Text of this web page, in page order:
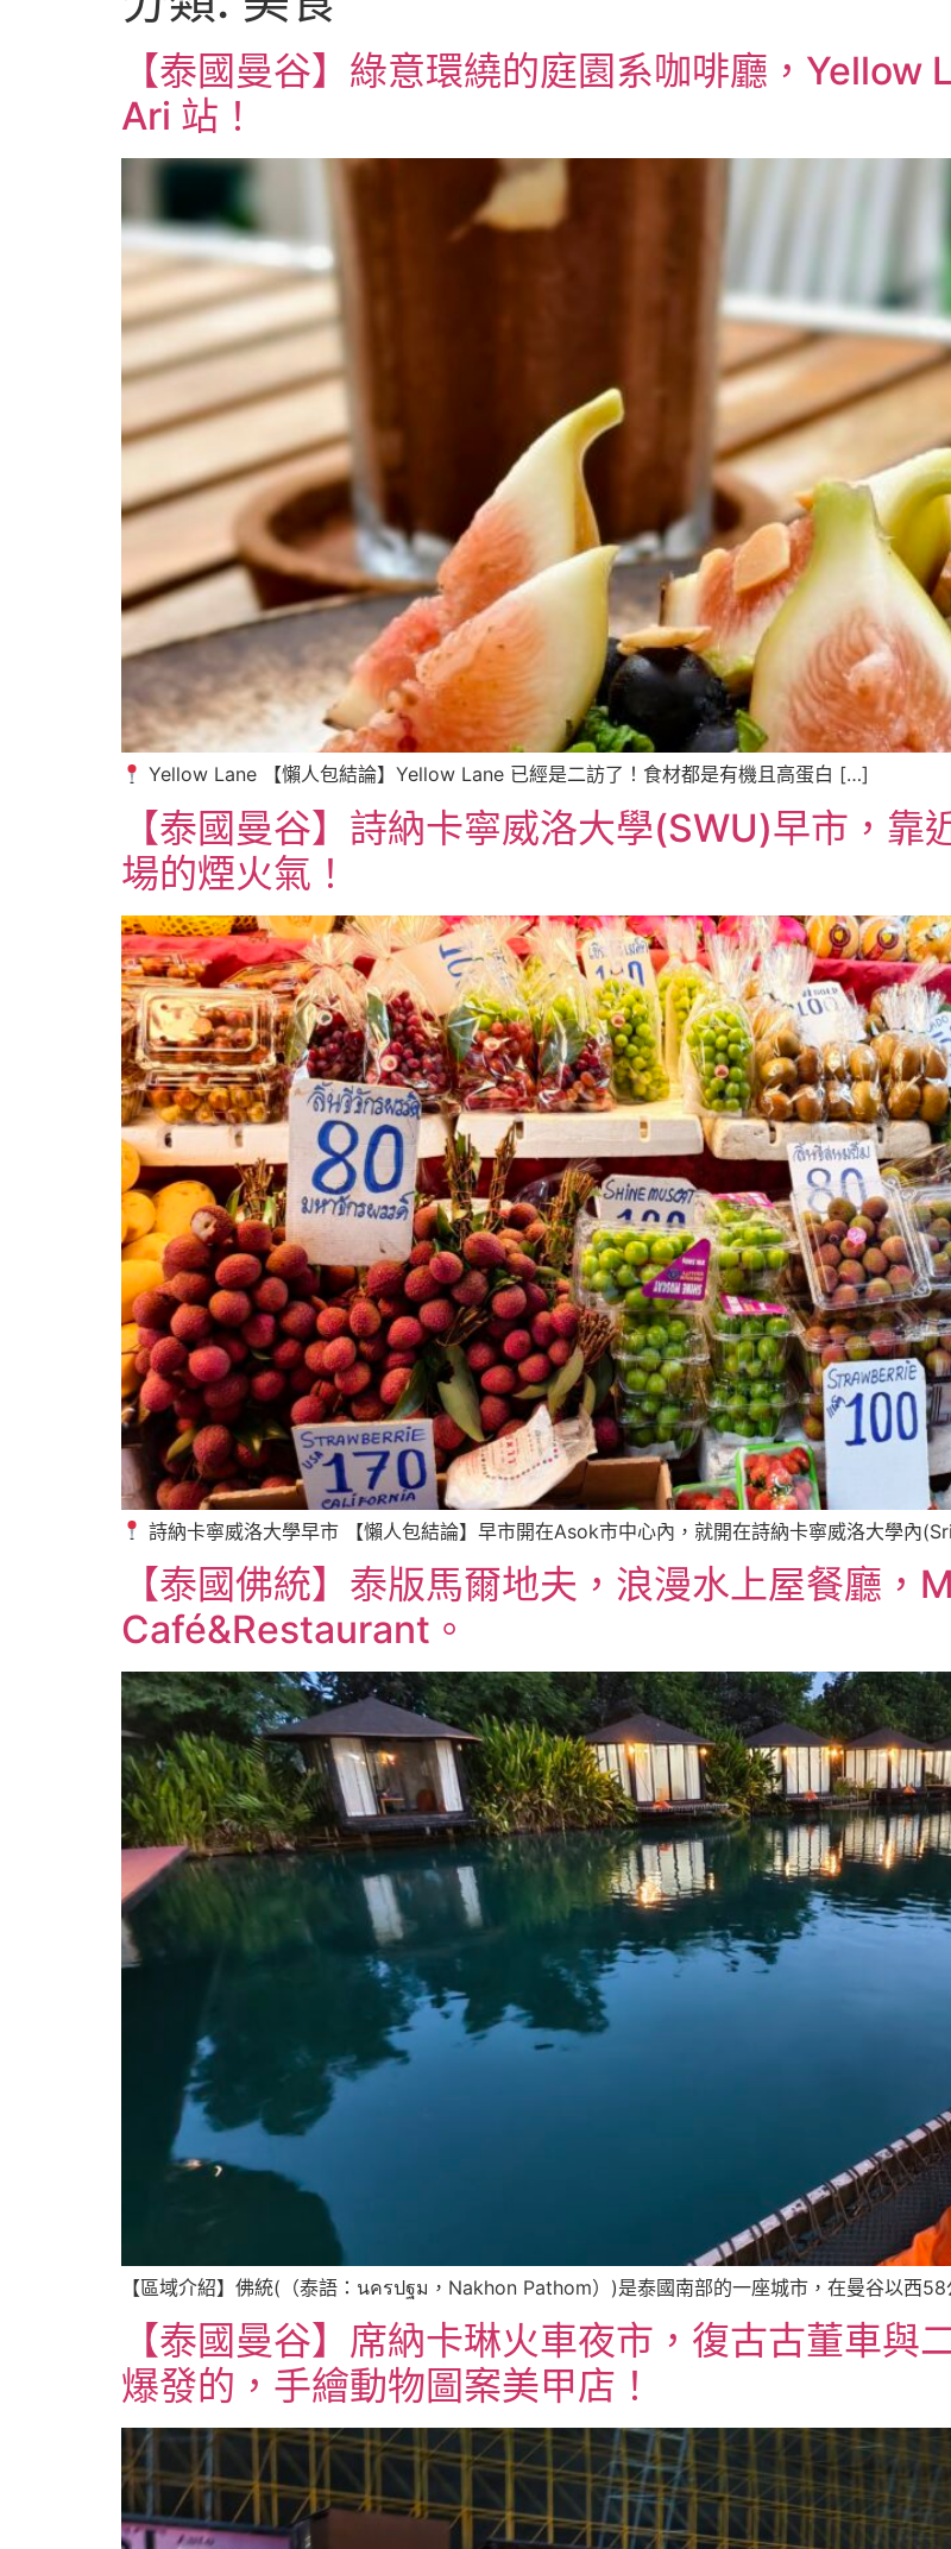
【泰國曼谷】綠意環繞的庭園系咖啡廳，
Ari 站！
Yellow Lane 【懶人包結論】Yellow Lane 已經是二訪了！食材都是有機且高蛋白 […]
【泰國曼谷】詩納卡寧威洛大學(SWU)早市，
場的煙火氣！
詩納卡寧威洛大學早市 【懶人包結論】早市開在Asok市中心內，就開在詩納卡寧威洛大學內
【泰國佛統】泰版馬爾地夫，浪漫水上屋餐廳，
Café&Restaurant。
【區域介紹】佛統(（泰語：นครปฐม，Nakhon Pathom）)是泰國南部的一座城市，在曼谷以西
【泰國曼谷】席納卡琳火車夜市，復古古董車與
爆發的，手繪動物圖案美甲店！